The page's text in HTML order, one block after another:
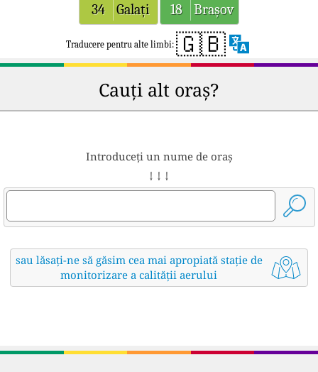
34
Galați 18 Brașov
Traducere pentru alte limbi: 🇬🇧
Cauți alt oraș?
Introduceți un nume de oraș
↓ ↓ ↓
sau lăsați-ne să găsim cea mai apropiată stație de
monitorizare a calității aerului